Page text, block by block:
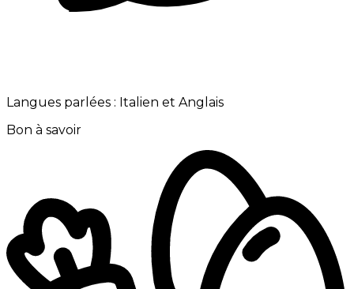
Langues parlées : Italien et Anglais
Bon à savoir